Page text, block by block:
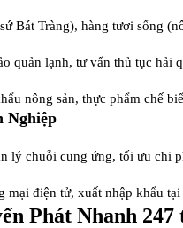
Bát Tràng), hàng tươi sống
quản lạnh, tư vấn thủ tục hải
nông sản, thực phẩm chế
Nghiệp
lý chuỗi cung ứng, tối ưu chi
mại điện tử, xuất nhập khẩu
Phát Nhanh